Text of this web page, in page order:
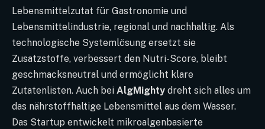
Lebensmittelzutat für Gastronomie und
Lebensmittelindustrie, regional und nachhaltig. Als
technologische Systemlösung ersetzt sie
Zusatzstoffe, verbessert den Nutri-Score, bleibt
geschmacksneutral und ermöglicht klare
Zutatenlisten. Auch bei AlgMighty dreht sich alles um
das nährstoffhaltige Lebensmittel aus dem Wasser.
Das Startup entwickelt mikroalgenbasierte